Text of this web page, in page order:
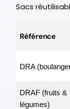
Sacs
Référence
DRA
DRAF (fruits &
légumes)